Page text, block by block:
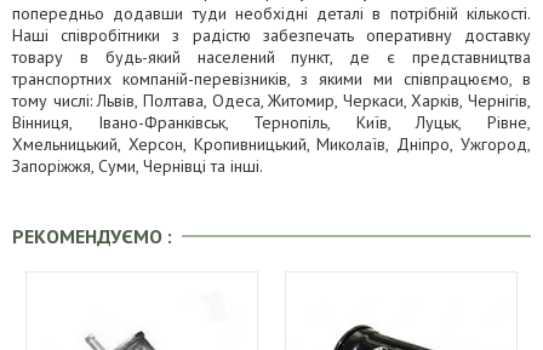
попередньо додавши туди необхідні деталі в потрібній кількості.
Наші співробітники з радістю забезпечать оперативну доставку
товару в будь-який населений пункт, де є представництва
транспортних компаній-перевізників, з якими ми співпрацюємо, в
тому числі: Львів, Полтава, Одеса, Житомир, Черкаси, Харків, Чернігів,
Вінниця, Івано-Франківськ, Тернопіль, Київ, Луцьк, Рівне,
Хмельницький, Херсон, Кропивницький, Миколаїв, Дніпро, Ужгород,
Запоріжжя, Суми, Чернівці та інші.
РЕКОМЕНДУЄМО :